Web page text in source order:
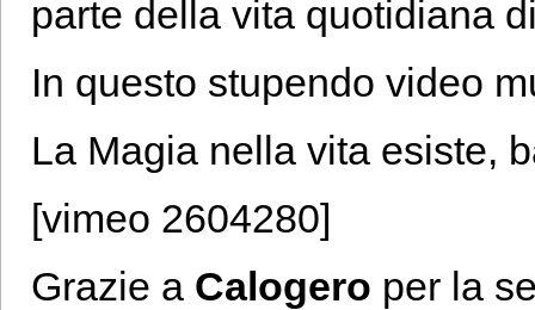
parte della vita quotidiana
In questo stupendo video
La Magia nella vita esiste,
[vimeo 2604280]
Grazie a Calogero per la